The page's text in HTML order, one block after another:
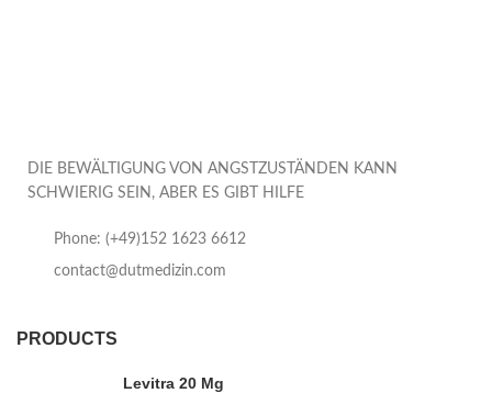
DIE BEWÄLTIGUNG VON ANGSTZUSTÄNDEN KANN
SCHWIERIG SEIN, ABER ES GIBT HILFE
Phone: (+49)152 1623 6612
contact@dutmedizin.com
PRODUCTS
Levitra 20 Mg